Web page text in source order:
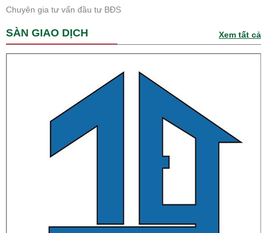
Chuyên gia tư vấn đầu tư BĐS
SÀN GIAO DỊCH Xem tất cả